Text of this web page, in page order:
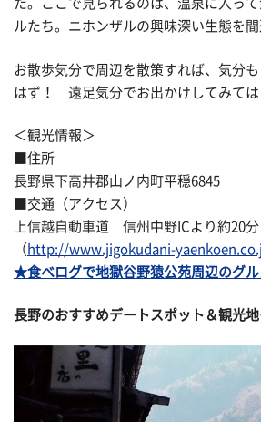
た。ここで見られるのは、温泉に入っ
ルたち。ニホンザルの興味深い生態を間
お散歩気分で周辺を散策すれば、気分
はず！ 遠足気分でお出かけしてみては
＜観光情報＞
■住所
長野県下高井郡山ノ内町平穏6845
■交通（アクセス）
上信越自動車道 信州中野ICより約20分
（ http://www.jigokudani-
★食べログで地獄谷野猿公苑周辺のグル
長野のおすすめデートスポット＆観光